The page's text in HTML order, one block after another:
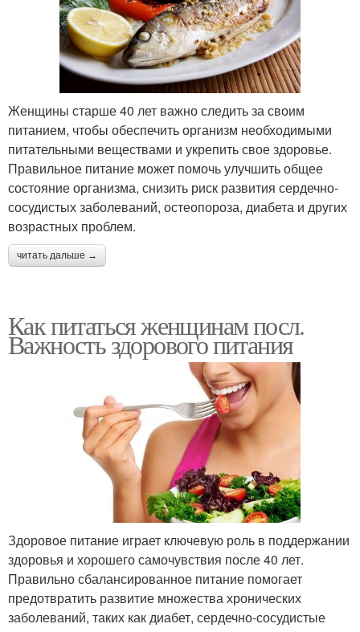
Женщины старше 40 лет важно следить за своим
питанием, чтобы обеспечить организм необходимыми
питательными веществами и укрепить свое здоровье.
Правильное питание может помочь улучшить общее
состояние организма, снизить риск развития сердечно-
сосудистых заболеваний, остеопороза, диабета и других
возрастных проблем.
читать дальше →
Как питаться женщинам посл.
Важность здорового питания
Здоровое питание играет ключевую роль в поддержании
здоровья и хорошего самочувствия после 40 лет.
Правильно сбалансированное питание помогает
предотвратить развитие множества хронических
заболеваний, таких как диабет, сердечно-сосудистые